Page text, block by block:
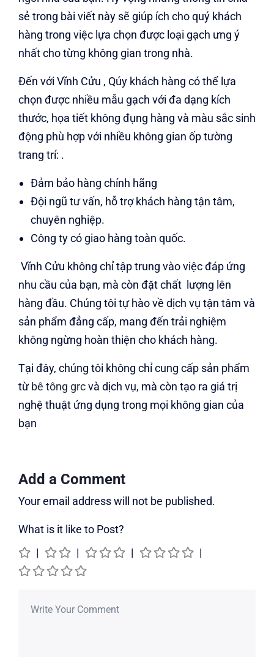
sẻ trong bài viết này sẽ giúp ích cho quý khách
hàng trong việc lựa chọn được loại gạch ưng ý
nhất cho từng không gian trong nhà.
Đến với Vĩnh Cửu , Qúy khách hàng có thể lựa
chọn được nhiều mẫu gạch với đa dạng kích
thước, họa tiết không đụng hàng và màu sắc sinh
động phù hợp với nhiều không gian ốp tường
trang trí: .
Đảm bảo hàng chính hãng
Đội ngũ tư vấn, hỗ trợ khách hàng tận tâm,
chuyên nghiệp.
Công ty có giao hàng toàn quốc.
Vĩnh Cửu không chỉ tập trung vào việc đáp ứng
nhu cầu của bạn, mà còn đặt chất lượng lên
hàng đầu. Chúng tôi tự hào về dịch vụ tận tâm và
sản phẩm đẳng cấp, mang đến trải nghiệm
không ngừng hoàn thiện cho khách hàng.
Tại đây, chúng tôi không chỉ cung cấp sản phẩm
từbê tông grcvà dịch vụ, mà còn tạo ra giá trị
nghệ thuật ứng dụng trong mọi không gian của
bạn
Add a Comment
Your email address will not be published.
What is it like to Post?